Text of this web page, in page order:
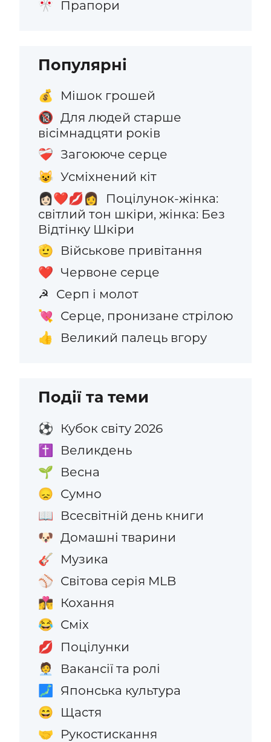
🎌 Прапори
Популярні
💰 Мішок грошей
🔞 Для людей старше
вісімнадцяти років
❤️‍🩹 Загоююче серце
😺 Усміхнений кіт
👩🏻‍❤️‍💋‍👩
Поцілунок-жінка:
світлий тон шкіри, жінка: Без
Відтінку Шкіри
🫡 Військове привітання
❤️ Червоне серце
☭ Серп і молот
💘 Серце, пронизане стрілою
👍 Великий палець вгору
Події та теми
⚽ Кубок світу 2026
✝️ Великдень
🌱 Весна
😞 Сумно
📖 Всесвітній день книги
🐶 Домашні тварини
🎸 Музика
⚾ Світова серія MLB
👩‍❤️‍💋‍👨 Кохання
😂 Сміх
💋 Поцілунки
🧑‍💼 Вакансії та ролі
🗾 Японська культура
😄 Щастя
🤝 Рукостискання